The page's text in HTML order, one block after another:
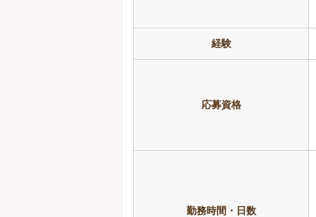
経験
応募資格
勤務時間・日数